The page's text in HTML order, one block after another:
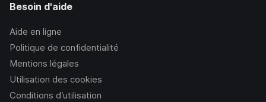
Besoin d'aide
Aide en ligne
Politique de confidentialité
Mentions légales
Utilisation des cookies
Conditions d’utilisation